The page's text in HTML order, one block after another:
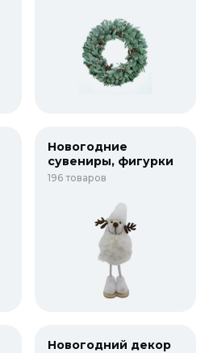
Новогодние
сувениры, фигурки
196 товаров
Новогодний декор